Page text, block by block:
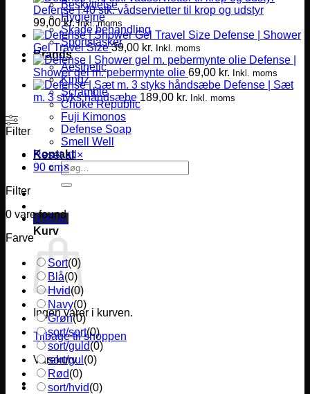
Beskyttelse
Hygiejne
Skade behandling
Sportstasker
Brands
Aesthetic
Kingz
Scramble
Choke Republic
Fuji Kimonos
Defense Soap
Smell Well
Kontakt
Søg
efter:
0,00 kr.
Kurv
Ingen varer i kurven.
Tilbage til shoppen
Varekurv
Defense | 40 stk. vådservietter til krop og udstyr
99,00kr. Inkl. moms
Defense | Shower
Gel Travel Size 39,00 kr. Inkl. moms
Defense |
Shower gel m. pebermynte olie 69,00 kr. Inkl. moms
Defense | Sæt
m. 3 styks håndsæbe 189,00 kr. Inkl. moms
Filter
Reset all ×
90 cm×
Filter
0 vare found
Farve
Sort(0)
Blå(0)
Hvid(0)
Navy(0)
Grøn(0)
sort/sort(0)
sort/guld(0)
sort/gul (0)
Rød(0)
sort/hvid(0)